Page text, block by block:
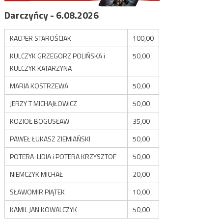
Darczyńcy - 6.08.2026
KACPER STAROŚCIAK
100,00
KULCZYK GRZEGORZ POLIŃSKA i
KULCZYK KATARZYNA
50,00
MARIA KOSTRZEWA
50,00
JERZY T MICHAJŁOWICZ
50,00
KOZIOŁ BOGUSŁAW
35,00
PAWEŁ ŁUKASZ ZIEMIAŃSKI
50,00
POTERA LIDIA i POTERA KRZYSZTOF
50,00
NIEMCZYK MICHAŁ
20,00
SŁAWOMIR PIĄTEK
10,00
KAMIL JAN KOWALCZYK
50,00